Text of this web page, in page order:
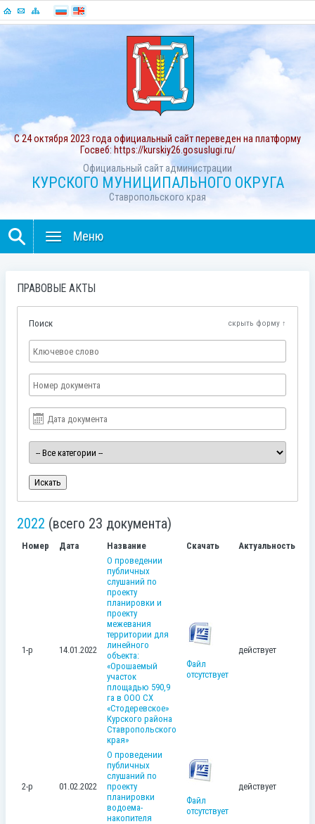
С 24 октября 2023 года официальный сайт переведен на платформу
Госвеб: https://kurskiy26.gosuslugi.ru/
Официальный сайт администрации
КУРСКОГО МУНИЦИПАЛЬНОГО ОКРУГА
Ставропольского края
Меню
ПРАВОВЫЕ АКТЫ
Поиск скрыть форму ↑
Искать
2022 (всего 23 документа)
Номер Дата Название Скачать Актуальность
1-р 14.01.2022
О проведении
публичных
слушаний по
проекту
планировки и
проекту
межевания
территории для
линейного
объекта:
«Орошаемый
участок
площадью 590,9
га в ООО СХ
«Стодеревское»
Курского района
Ставропольского
края»
Файл
отсутствует
действует
2-р 01.02.2022
О проведении
публичных
слушаний по
проекту
планировки
водоема-
накопителя
Файл
отсутствует
действует